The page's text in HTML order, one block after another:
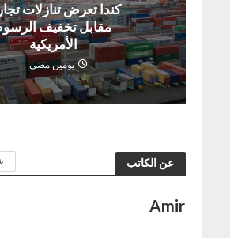
كندا تعرض تنازلات
مقابل تخفيف
الأمريكية
يومين مضى
عن الكاتب
Amir